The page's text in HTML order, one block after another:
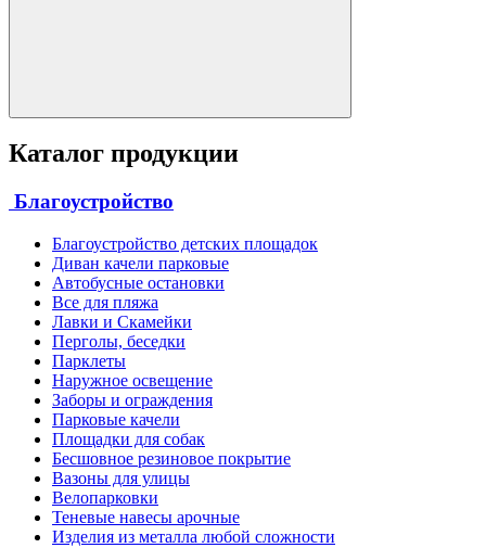
Каталог продукции
Благоустройство
Благоустройство детских площадок
Диван качели парковые
Автобусные остановки
Все для пляжа
Лавки и Скамейки
Перголы, беседки
Парклеты
Наружное освещение
Заборы и ограждения
Парковые качели
Площадки для собак
Бесшовное резиновое покрытие
Вазоны для улицы
Велопарковки
Теневые навесы арочные
Изделия из металла любой сложности